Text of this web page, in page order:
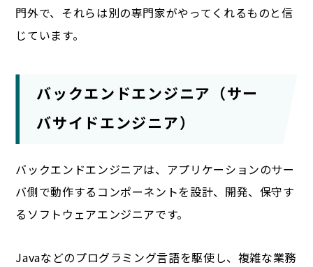
門外で、それらは別の専門家がやってくれるものと信
じています。
バックエンドエンジニア（サー
バサイドエンジニア）
バックエンドエンジニアは、アプリケーションのサー
バ側で動作するコンポーネントを設計、開発、保守す
るソフトウェアエンジニアです。
Javaなどのプログラミング言語を駆使し、複雑な業務